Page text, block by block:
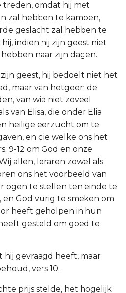
treden, omdat hij met
zal hebben te kampen,
geslacht zal hebben te
indien hij zijn geest niet
naar zijn dagen.
geest, hij bedoelt niet het
maar van hetgeen de
van wie niet zoveel
van Elisa, die onder Elia
heilige eerzucht om te
en die welke ons het
9-12 om God en onze
allen, leraren zowel als
ons het voorbeeld van
ogen te stellen ten einde te
God vurig te smeken om
heeft geholpen in hun
gesteld om goed te
hij gevraagd heeft, maar
vers 10.
prijs stelde, het hogelijk